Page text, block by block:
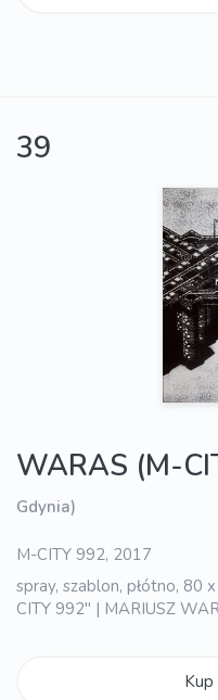
39
WARAS (M-
Gdynia)
M-CITY 992, 2017
spray, szablon, płótno, 80
CITY 992" | MARIUSZ